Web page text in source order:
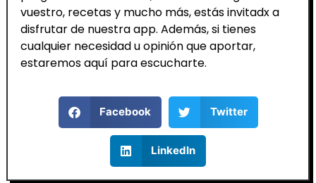
vuestro, recetas y mucho más, estás invitadx a
disfrutar de nuestra app. Además, si tienes
cualquier necesidad u opinión que aportar,
estaremos aquí para escucharte.
Facebook Twitter
LinkedIn